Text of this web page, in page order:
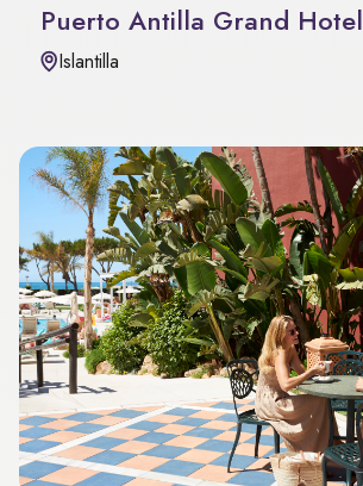
Puerto Antilla Grand Hotel
Islantilla